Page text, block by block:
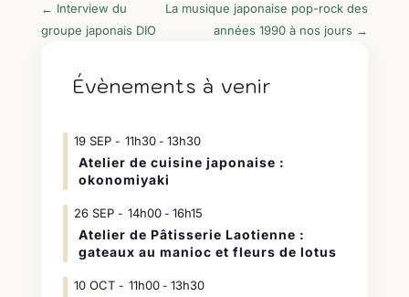
← Interview du
groupe japonais DIO
La musique japonaise pop-rock des
années 1990 à nos jours →
Évènements à venir
19 SEP 11h30- 13h30
Atelier de cuisine japonaise :
okonomiyaki
26 SEP 14h00- 16h15
Atelier de Pâtisserie Laotienne :
gateaux au manioc et fleurs de lotus
10 OCT 11h00- 13h30